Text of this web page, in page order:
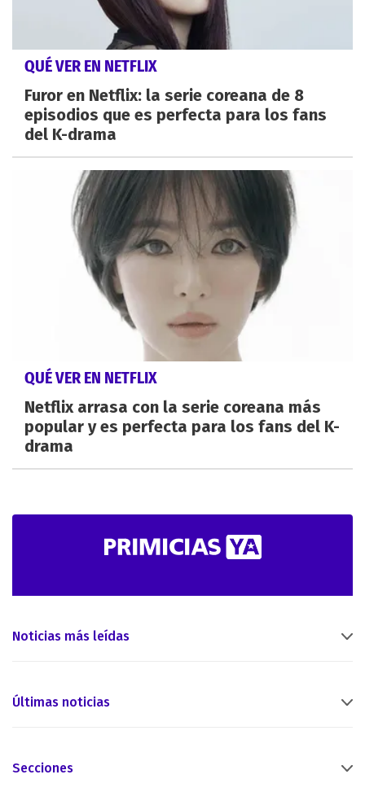
QUÉ VER EN NETFLIX
Furor en Netflix: la serie coreana de 8
episodios que es perfecta para los fans
del K-drama
QUÉ VER EN NETFLIX
Netflix arrasa con la serie coreana más
popular y es perfecta para los fans del K-
drama
Noticias más leídas
Últimas noticias
Secciones